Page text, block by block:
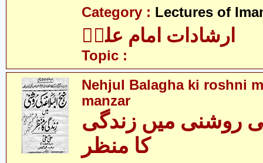
Category : Lectures of
ارشادات امام علیؑ
Topic :
Nehjul Balagha ki roshni
manzar
روشنی میں زندگی
کا منظر